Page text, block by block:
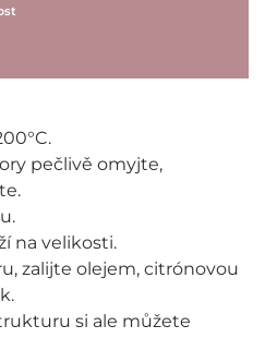
pečlivě omyjte,
na velikosti.
zalijte olejem, citrónovou
si ale můžete